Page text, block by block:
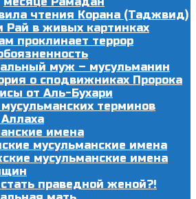
чтения Корана (Таджвид)
Рай в живых картинках
проклинает террор
муж – мусульманин
о сподвижниках Пророка
от Аль-Бухари
терминов
имена
мусульманские имена
мусульманские имена
праведной женой?!